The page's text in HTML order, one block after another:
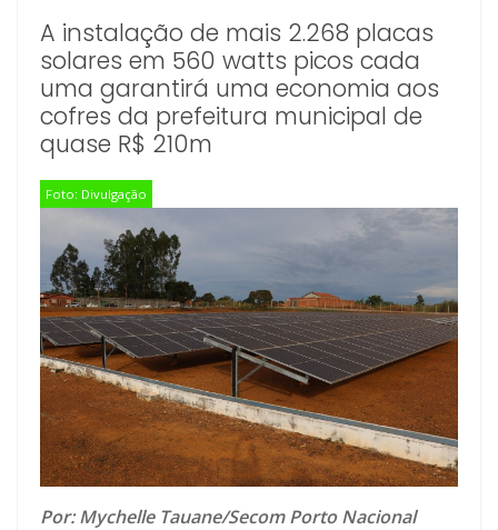
A instalação de mais 2.268 placas
solares em 560 watts picos cada
uma garantirá uma economia aos
cofres da prefeitura municipal de
quase R$ 210m
Foto: Divulgação
Por: Mychelle Tauane/Secom Porto Nacional